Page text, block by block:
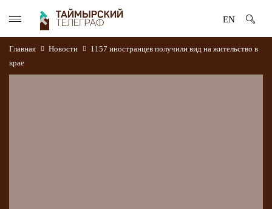
EN
Главная Новости
1157 иностранцев получили вид на жительство в
крае